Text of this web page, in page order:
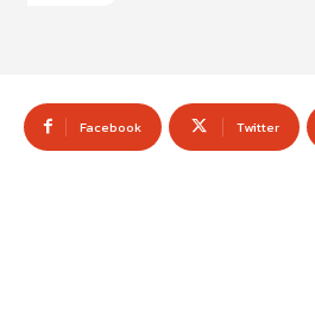
Facebook Twitter